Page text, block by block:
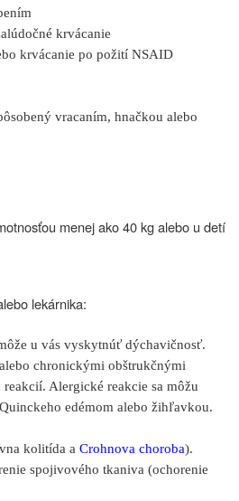
krvácanie
krvácanie po požití NSAID
vracaním, hnačkou alebo
menej ako 40 kg alebo u detí
lekárnika:
u vás vyskytnúť dýchavičnosť.
chronickými obštrukčnými
Alergické reakcie sa môžu
edémom alebo žihľavkou.
kolitída a Crohnova choroba).
spojivového tkaniva (ochorenie